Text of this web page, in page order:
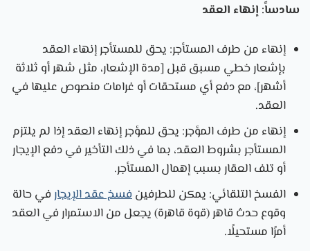
سادساً: إنهاء العقد
إنهاء من طرف المستأجر: يحق للمستأجر إنهاء العقد
بإشعار خطي مسبق قبل [مدة الإشعار، مثل شهر أو ثلاثة
أشهر]، مع دفع أي مستحقات أو غرامات منصوص عليها في
العقد.
إنهاء من طرف المؤجر: يحق للمؤجر إنهاء العقد إذا لم يلتزم
المستأجر بشروط العقد، بما في ذلك التأخير في دفع الإيجار
أو تلف العقار بسبب إهمال المستأجر.
الفسخ التلقائي: يمكن للطرفينفسخ عقد الإيجار في حالة
وقوع حدث قاهر (قوة قاهرة) يجعل من الاستمرار في العقد
أمرًا مستحيلًا.